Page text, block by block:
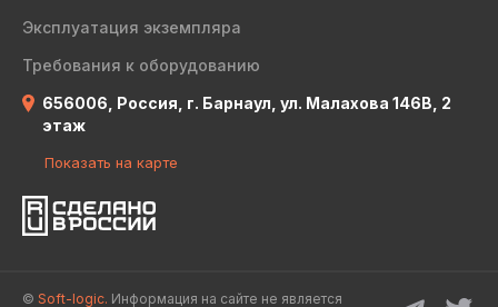
Эксплуатация экземпляра
Требования к оборудованию
656006, Россия, г. Барнаул, ул. Малахова 146В, 2
этаж
Показать на карте
© Soft-logic. Информация на сайте не является